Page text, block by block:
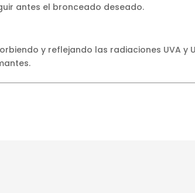
antes el bronceado deseado.
y reflejando las radiaciones UVA y